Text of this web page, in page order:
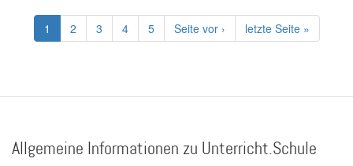
Seitennummerierung
Aktuelle
Seite
1 Page
2 Page
3 Page
4 Page
5
Nächste
Seite
Seite vor ›
Letzte
Seite
letzte Seite »
Allgemeine Informationen zu Unterricht.Schule